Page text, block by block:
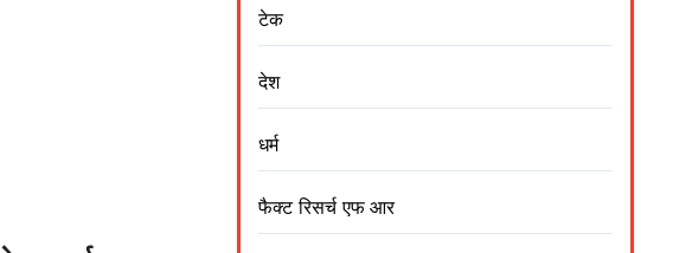
टेक
देश
धर्म
फैक्ट रिसर्च एफ आर